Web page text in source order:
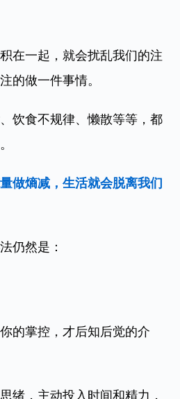
在一起，就会扰乱我们的注
的做一件事情。
饮食不规律、懒散等等，都
做熵减，生活就会脱离我们
仍然是：
的掌控，才后知后觉的介
绪，主动投入时间和精力，